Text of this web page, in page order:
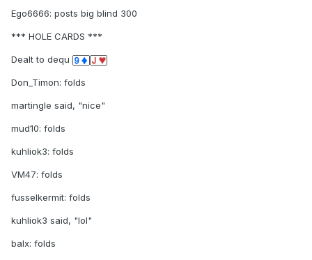
Ego6666: posts big blind 300
*** HOLE CARDS ***
Dealt to dequ
Don_Timon: folds
martingle said, "nice"
mud10: folds
kuhliok3: folds
VM47: folds
fusselkermit: folds
kuhliok3 said, "lol"
balx: folds